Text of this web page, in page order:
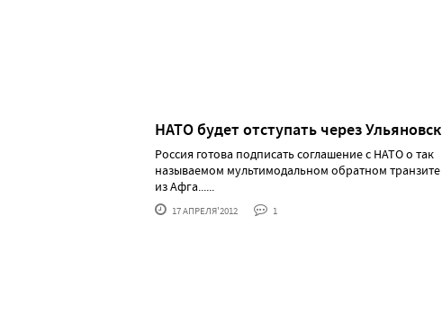
НАТО будет отступать через Ульяновск
Россия готова подписать соглашение с НАТО о так
называемом мультимодальном обратном транзите
из Афга......
17 АПРЕЛЯ'2012 1